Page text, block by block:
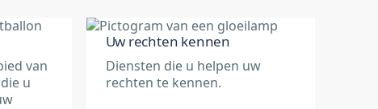
van
u
Uw rechten kennen
Diensten die u helpen uw
rechten te kennen.